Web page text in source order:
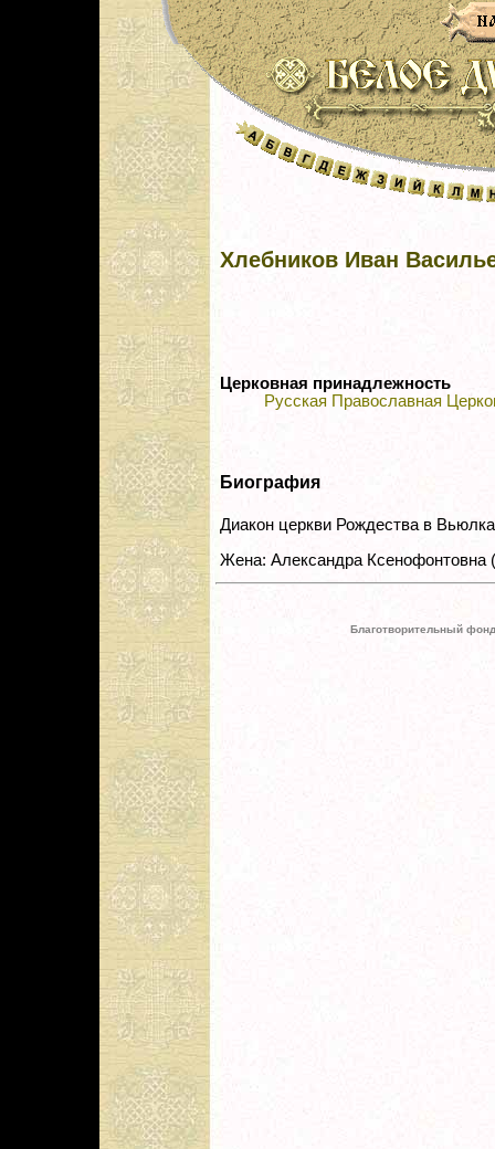
Хлебников Иван
Церковная принадлежность
Русская Православная
Биография
Диакон церкви Рождества в
Жена: Александра Ксенофонтовна
Благотворительный